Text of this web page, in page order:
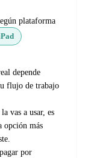
plataforma
depende
flujo de trabajo
vas a usar, es
opción más
por